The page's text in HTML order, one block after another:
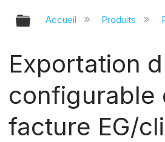
Développer/
Accueil Produits
Exportation
configurable
facture EG/